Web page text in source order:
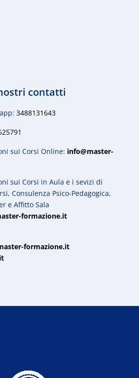
contatti
3488131643
sui Corsi Online: info@master-
sui Corsi in Aula e i sevizi di
Consulenza Psico-Pedagogica,
e Affitto Sala
formazione.it
formazione.it